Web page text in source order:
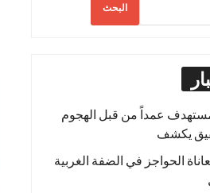
البحث
عمداً من قبل الهجوم
يكشف
الحواجز في الضفة الغربية